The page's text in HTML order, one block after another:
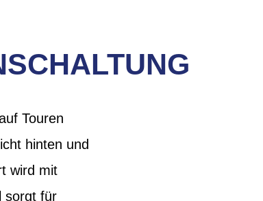
Touren
hinten und
wird mit
sorgt für